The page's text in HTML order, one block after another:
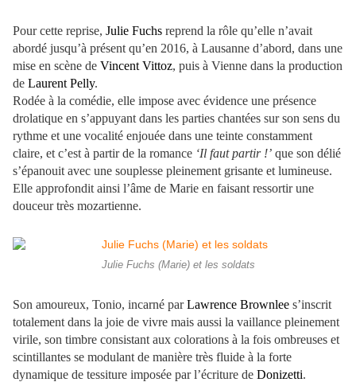
Pour cette reprise, Julie Fuchs reprend la rôle qu’elle n’avait
abordé jusqu’à présent qu’en 2016, à Lausanne d’abord, dans une
mise en scène de Vincent Vittoz, puis à Vienne dans la production
de Laurent Pelly.
Rodée à la comédie, elle impose avec évidence une présence
drolatique en s’appuyant dans les parties chantées sur son sens du
rythme et une vocalité enjouée dans une teinte constamment
claire, et c’est à partir de la romance ‘Il faut partir !’ que son délié
s’épanouit avec une souplesse pleinement grisante et lumineuse.
Elle approfondit ainsi l’âme de Marie en faisant ressortir une
douceur très mozartienne.
Julie Fuchs (Marie) et les soldats
Son amoureux, Tonio, incarné parLawrence Brownlee s’inscrit
totalement dans la joie de vivre mais aussi la vaillance pleinement
virile, son timbre consistant aux colorations à la fois ombreuses et
scintillantes se modulant de manière très fluide à la forte
dynamique de tessiture imposée par l’écriture de Donizetti.